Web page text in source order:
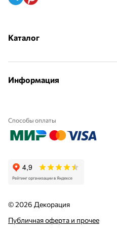
Каталог
Информация
Способы оплаты
© 2026 Декорация
Публичная оферта и прочее